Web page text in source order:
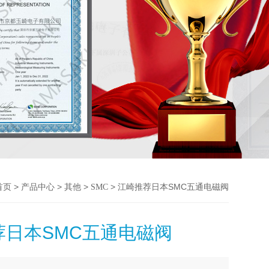
页> 产品中心> 其他> SMC> 江崎推荐日本SMC五通电磁阀
日本SMC五通电磁阀